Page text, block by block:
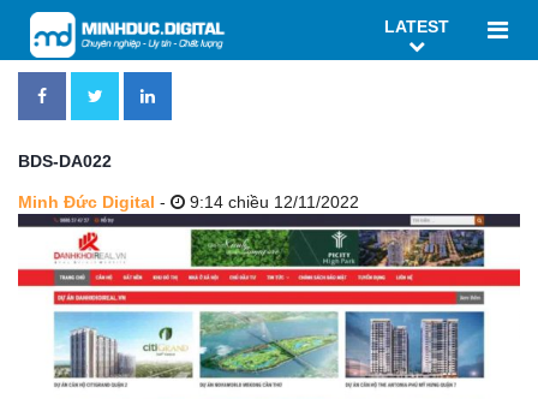
LATEST
BDS-DA022
Minh Đức Digital - 9:14 chiều 12/11/2022